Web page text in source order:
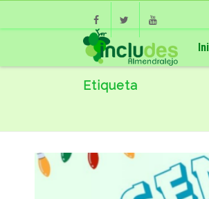
Facebook
TwitterYoutube
Etiqueta